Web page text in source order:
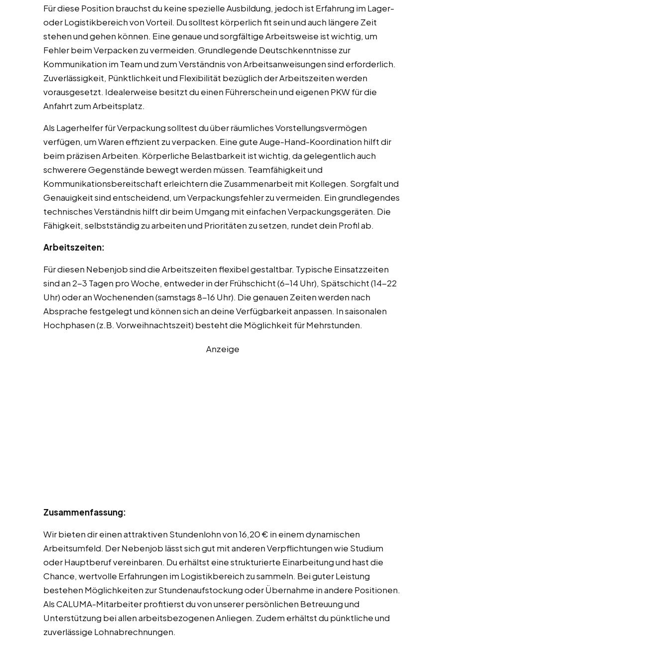
Für diese Position brauchst du keine spezielle Ausbildung, jedoch ist Erfahrung im Lager-
oder Logistikbereich von Vorteil. Du solltest körperlich fit sein und auch längere Zeit
stehen und gehen können. Eine genaue und sorgfältige Arbeitsweise ist wichtig, um
Fehler beim Verpacken zu vermeiden. Grundlegende Deutschkenntnisse zur
Kommunikation im Team und zum Verständnis von Arbeitsanweisungen sind erforderlich.
Zuverlässigkeit, Pünktlichkeit und Flexibilität bezüglich der Arbeitszeiten werden
vorausgesetzt. Idealerweise besitzt du einen Führerschein und eigenen PKW für die
Anfahrt zum Arbeitsplatz.
Als Lagerhelfer für Verpackung solltest du über räumliches Vorstellungsvermögen
verfügen, um Waren effizient zu verpacken. Eine gute Auge-Hand-Koordination hilft dir
beim präzisen Arbeiten. Körperliche Belastbarkeit ist wichtig, da gelegentlich auch
schwerere Gegenstände bewegt werden müssen. Teamfähigkeit und
Kommunikationsbereitschaft erleichtern die Zusammenarbeit mit Kollegen. Sorgfalt und
Genauigkeit sind entscheidend, um Verpackungsfehler zu vermeiden. Ein grundlegendes
technisches Verständnis hilft dir beim Umgang mit einfachen Verpackungsgeräten. Die
Fähigkeit, selbstständig zu arbeiten und Prioritäten zu setzen, rundet dein Profil ab.
Arbeitszeiten:
Für diesen Nebenjob sind die Arbeitszeiten flexibel gestaltbar. Typische Einsatzzeiten
sind an 2-3 Tagen pro Woche, entweder in der Frühschicht (6-14 Uhr), Spätschicht (14-22
Uhr) oder an Wochenenden (samstags 8-16 Uhr). Die genauen Zeiten werden nach
Absprache festgelegt und können sich an deine Verfügbarkeit anpassen. In saisonalen
Hochphasen (z.B. Vorweihnachtszeit) besteht die Möglichkeit für Mehrstunden.
Anzeige
Zusammenfassung:
Wir bieten dir einen attraktiven Stundenlohn von 16,20 € in einem dynamischen
Arbeitsumfeld. Der Nebenjob lässt sich gut mit anderen Verpflichtungen wie Studium
oder Hauptberuf vereinbaren. Du erhältst eine strukturierte Einarbeitung und hast die
Chance, wertvolle Erfahrungen im Logistikbereich zu sammeln. Bei guter Leistung
bestehen Möglichkeiten zur Stundenaufstockung oder Übernahme in andere Positionen.
Als CALUMA-Mitarbeiter profitierst du von unserer persönlichen Betreuung und
Unterstützung bei allen arbeitsbezogenen Anliegen. Zudem erhältst du pünktliche und
zuverlässige Lohnabrechnungen.